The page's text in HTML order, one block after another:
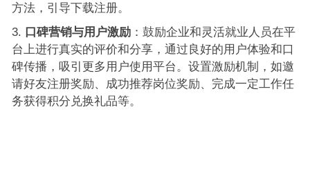
方法，引导下载注册。
口碑营销与用户激励：鼓励企业和灵活就业人员在平
台上进行真实的评价和分享，通过良好的用户体验和口
碑传播，吸引更多用户使用平台。设置激励机制，如邀
请好友注册奖励、成功推荐岗位奖励、完成一定工作任
务获得积分兑换礼品等。